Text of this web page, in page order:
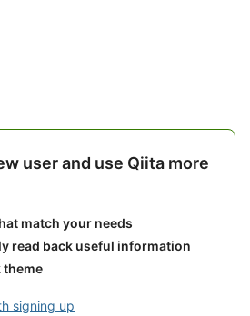
user and use Qiita more
match your needs
read back useful information
theme
signing up